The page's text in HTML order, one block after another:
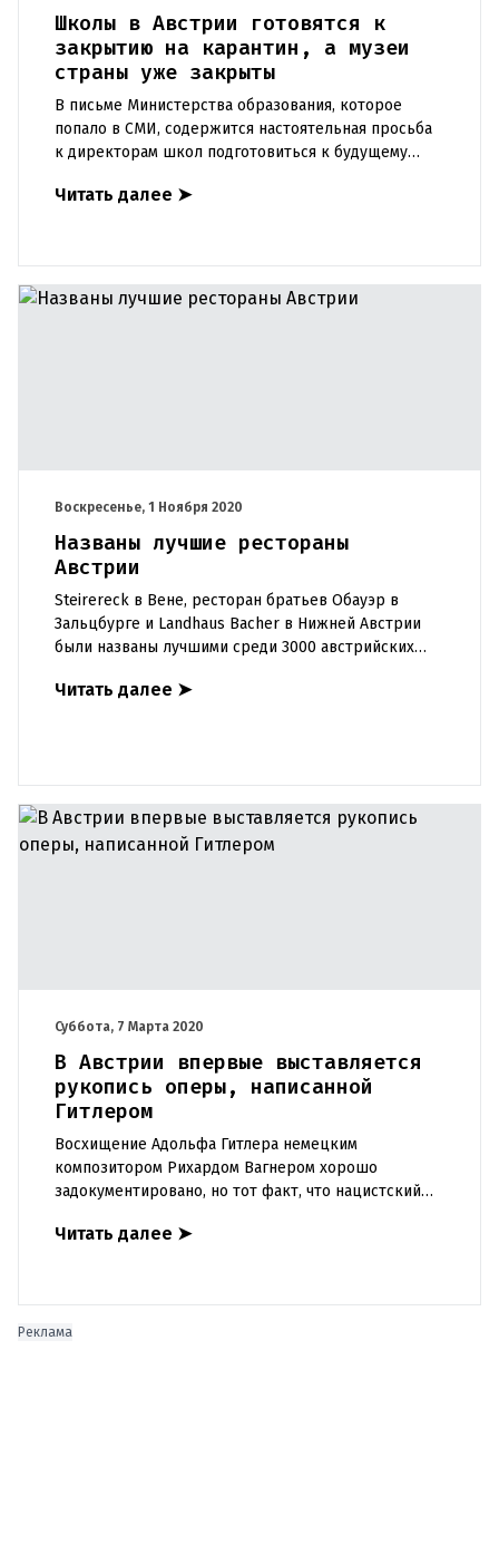
Школы в Австрии готовятся к
закрытию на карантин, а музеи
страны уже закрыты
В письме Министерства образования, которое
попало в СМИ, содержится настоятельная просьба
к директорам школ подготовиться к будущему
студентами, "языковых" поезд
Читать далее ➤
Воскресенье, 1 Ноября 2020
Названы лучшие рестораны
Австрии
Steirereck в Вене, ресторан братьев Обауэр в
Зальцбурге и Landhaus Bacher в Нижней Австрии
были названы лучшими среди 3000 австрийских
путеводителе Falstaff.
Читать далее ➤
Суббота, 7 Марта 2020
В Австрии впервые выставляется
рукопись оперы, написанной
Гитлером
Восхищение Адольфа Гитлера немецким
композитором Рихардом Вагнером хорошо
задокументировано, но тот факт, что нацистский
неожиданностью для многих. Одна с
Читать далее ➤
Реклама